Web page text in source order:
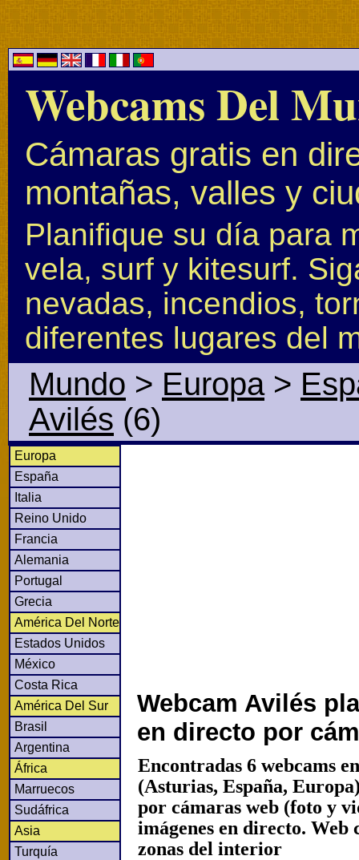
Webcams Del
Cámaras gratis en
montañas, valles y
Planifique su día para
vela, surf y kitesurf.
nevadas, incendios,
diferentes lugares del
Mundo > Europa>
Avilés (6)
Europa
España
Italia
Reino Unido
Francia
Alemania
Portugal
Grecia
América Del Norte
Estados Unidos
México
Costa Rica
América Del Sur
Brasil
Argentina
África
Marruecos
Sudáfrica
Asia
Turquía
Webcam Avilés
en directo por
Encontradas 6 webcams
(Asturias, España,
por cámaras web (foto y
imágenes en directo. Web
zonas del interior